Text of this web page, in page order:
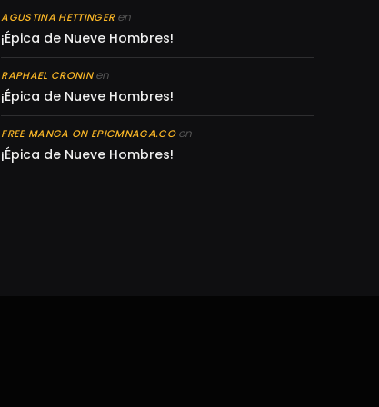
AGUSTINA HETTINGERen
¡Épica de Nueve Hombres!
RAPHAEL CRONINen
¡Épica de Nueve Hombres!
FREE MANGA ON EPICMNAGA.COen
¡Épica de Nueve Hombres!